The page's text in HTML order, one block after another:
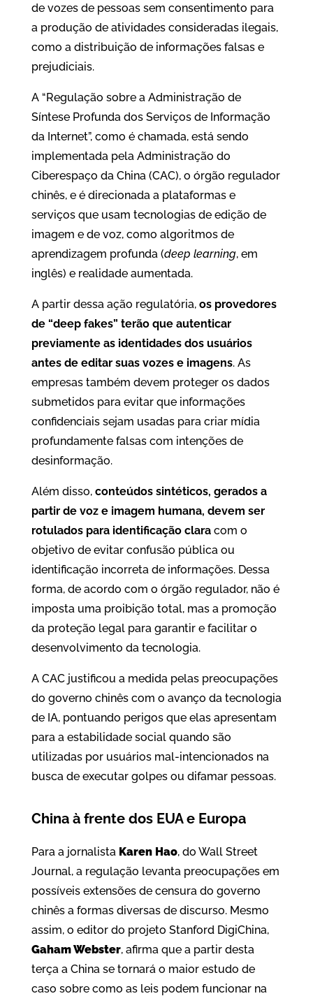
de vozes de pessoas sem consentimento para
a produção de atividades consideradas ilegais,
como a distribuição de informações falsas e
prejudiciais.
A “Regulação sobre a Administração de
Síntese Profunda dos Serviços de Informação
da Internet”, como é chamada, está sendo
implementada pela Administração do
Ciberespaço da China (CAC), o órgão regulador
chinês, e é direcionada a plataformas e
serviços que usam tecnologias de edição de
imagem e de voz, como algoritmos de
aprendizagem profunda (deep learning, em
inglês) e realidade aumentada.
A partir dessa ação regulatória, os provedores
de “deep fakes” terão que autenticar
previamente as identidades dos usuários
antes de editar suas vozes e imagens. As
empresas também devem proteger os dados
submetidos para evitar que informações
confidenciais sejam usadas para criar mídia
profundamente falsas com intenções de
desinformação.
Além disso, conteúdos sintéticos, gerados a
partir de voz e imagem humana, devem ser
rotulados para identificação claracom o
objetivo de evitar confusão pública ou
identificação incorreta de informações. Dessa
forma, de acordo com o órgão regulador, não é
imposta uma proibição total, mas a promoção
da proteção legal para garantir e facilitar o
desenvolvimento da tecnologia.
A CAC justificou a medida pelas preocupações
do governo chinês com o avanço da tecnologia
de IA, pontuando perigos que elas apresentam
para a estabilidade social quando são
utilizadas por usuários mal-intencionados na
busca de executar golpes ou difamar pessoas.
China à frente dos EUA e Europa
Para a jornalista Karen Hao, do Wall Street
Journal, a regulação levanta preocupações em
possíveis extensões de censura do governo
chinês a formas diversas de discurso. Mesmo
assim, o editor do projeto Stanford DigiChina,
Gaham Webster, afirma que a partir desta
terça a China se tornará o maior estudo de
caso sobre como as leis podem funcionar na